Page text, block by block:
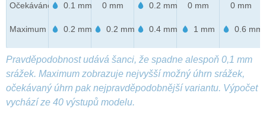
Očekáváno
Maximum
0.1 mm
0.2 mm
0 mm
0.2 mm
0.2 mm
0.4 mm
0 mm
1 mm
0 mm
0.6 mm
Pravděpodobnost udává šanci, že spadne alespoň 0,1 mm
srážek. Maximum zobrazuje nejvyšší možný úhrn srážek,
očekávaný úhrn pak nejpravděpodobnější variantu. Výpočet
vychází ze 40 výstupů modelu.